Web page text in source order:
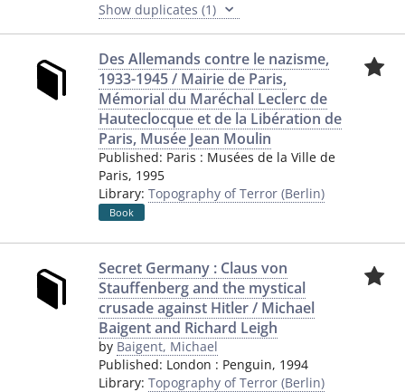
Show duplicates (1)
Des Allemands contre le nazisme,
1933-1945 / Mairie de Paris,
Mémorial du Maréchal Leclerc de
Hauteclocque et de la Libération de
Paris, Musée Jean Moulin
Published: Paris : Musées de la Ville de
Paris, 1995
Library: Topography of Terror (Berlin)
Book
Secret Germany : Claus von
Stauffenberg and the mystical
crusade against Hitler / Michael
Baigent and Richard Leigh
by Baigent, Michael
Published: London : Penguin, 1994
Library: Topography of Terror (Berlin)